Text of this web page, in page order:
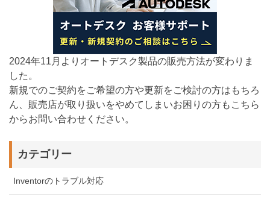
2024年11月よりオートデスク製品の販売方法が変わりま
した。
新規でのご契約をご希望の方や更新をご検討の方はもちろ
ん、販売店が取り扱いをやめてしまいお困りの方もこちら
からお問い合わせください。
カテゴリー
Inventorのトラブル対応